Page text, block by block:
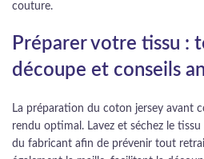
couture.
Préparer votre tissu :
découpe et conseils
La préparation du coton jersey avant
rendu optimal. Lavez et séchez le
du fabricant afin de prévenir tout